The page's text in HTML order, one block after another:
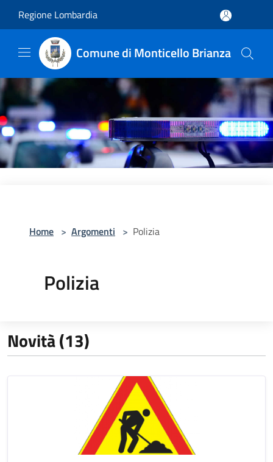
Regione Lombardia
Comune di Monticello Brianza
Home > Argomenti > Polizia
Polizia
Novità (13)